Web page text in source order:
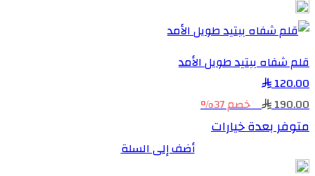
قلم شفاه ببتيد طويل الأمد
120.00
190.00
خصم 37%
متوفر بعدة خيارات
أضف إلى السلة